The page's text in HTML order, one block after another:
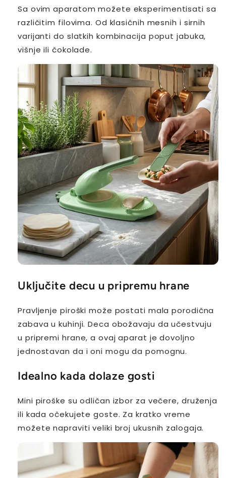
Sa ovim aparatom možete eksperimentisati sa
različitim filovima. Od klasičnih mesnih i sirnih
varijanti do slatkih kombinacija poput jabuka,
višnje ili čokolade.
Uključite decu u pripremu hrane
Pravljenje piroški može postati mala porodična
zabava u kuhinji. Deca obožavaju da učestvuju
u pripremi hrane, a ovaj aparat je dovoljno
jednostavan da i oni mogu da pomognu.
Idealno kada dolaze gosti
Mini piroške su odličan izbor za večere, druženja
ili kada očekujete goste. Za kratko vreme
možete napraviti veliki broj ukusnih zalogaja.